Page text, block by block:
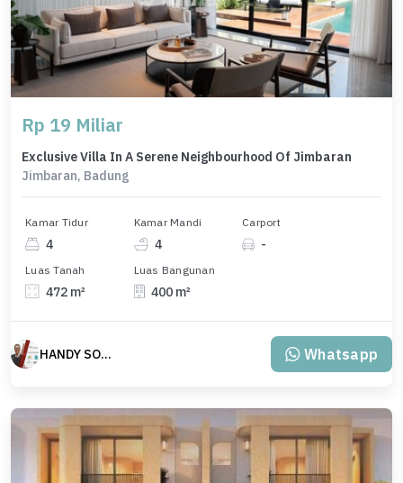
Rp 19 Miliar
Exclusive Villa In A Serene Neighbourhood Of Jimbaran
Jimbaran, Badung
Kamar Tidur
4
Kamar Mandi
4
Carport
-
Luas Tanah
472 m²
Luas Bangunan
400 m²
HANDY SOETJIPTO Whatsapp